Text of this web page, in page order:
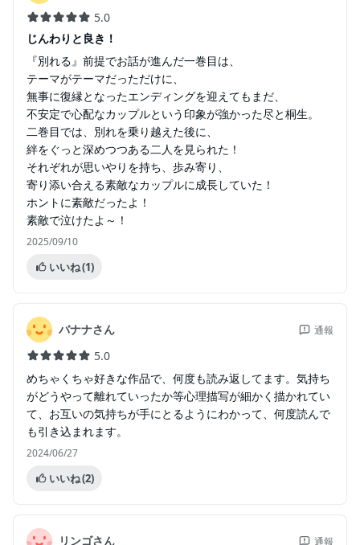
5.0
じんわりと良き！
『別れる』前提でお話が進んだ一巻目は、
テーマがテーマだっただけに、
無事に復縁となったエンディングを迎えてもまだ、
不安定で心配なカップルという印象が強かった尽と桐生。
二巻目では、別れを乗り越えた後に、
絆をぐっと深めつつある二人を見られた！
それぞれが思いやりを持ち、歩み寄り、
寄り添い合える素敵なカップルに成長していた！
ホントに素敵だったよ！
素敵で泣けたよ～！
2025/09/10
いいね(1)
バナナさん 通報
5.0
めちゃくちゃ好きな作品で、何度も読み返してます。気持ち
がどうやって離れていったか等心理描写が細かく描かれてい
て、お互いの気持ちが手にとるようにわかって、何度読んで
も引き込まれます。
2024/06/27
いいね(2)
リンゴさん 通報